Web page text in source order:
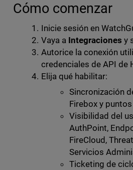
Cómo comenzar
Inicie sesión en
Vaya a Integraciones y
Autorice la conexión
credenciales de API de
Elija qué habilitar:
Sincronización
Firebox y
Visibilidad del
AuthPoint,
FireCloud,
Servicios
Ticketing de